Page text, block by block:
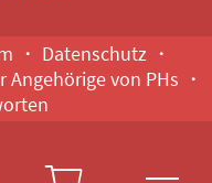
Datenschutz
Angehörige von PHs